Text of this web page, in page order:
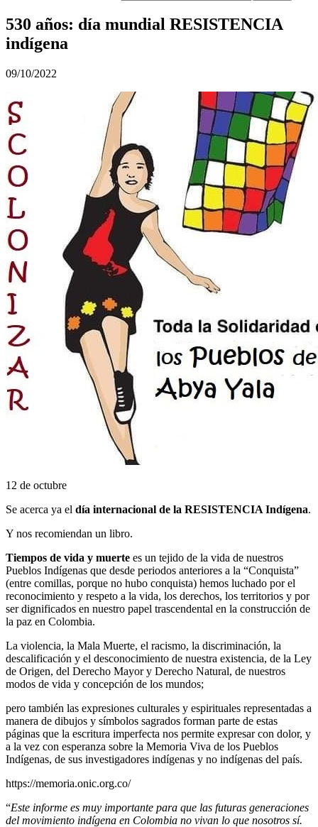
530 años: día mundial RESISTENCIA
indígena
09/10/2022
12 de octubre
Se acerca ya el día internacional de la RESISTENCIA Indígena.
Y nos recomiendan un libro.
Tiempos de vida y muerte es un tejido de la vida de nuestros
Pueblos Indígenas que desde periodos anteriores a la “Conquista”
(entre comillas, porque no hubo conquista) hemos luchado por el
reconocimiento y respeto a la vida, los derechos, los territorios y por
ser dignificados en nuestro papel trascendental en la construcción de
la paz en Colombia.
La violencia, la Mala Muerte, el racismo, la discriminación, la
descalificación y el desconocimiento de nuestra existencia, de la Ley
de Origen, del Derecho Mayor y Derecho Natural, de nuestros
modos de vida y concepción de los mundos;
pero también las expresiones culturales y espirituales representadas a
manera de dibujos y símbolos sagrados forman parte de estas
páginas que la escritura imperfecta nos permite expresar con dolor, y
a la vez con esperanza sobre la Memoria Viva de los Pueblos
Indígenas, de sus investigadores indígenas y no indígenas del país.
https://memoria.onic.org.co/
“Este informe es muy importante para que las futuras generaciones
del movimiento indígena en Colombia no vivan lo que nosotros sí.